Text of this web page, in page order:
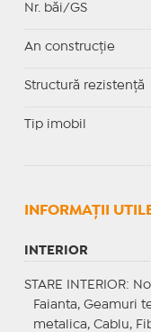
Nr. băi/GS
An construcție
Structură rezistență
Tip imobil
INFORMAŢII
INTERIOR
STARE INTERIOR:
Faianta, Geamuri
metalica, Cablu,